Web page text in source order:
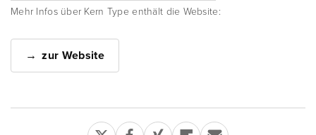
Mehr Infos über Kern Type enthält die Website:
zur Website